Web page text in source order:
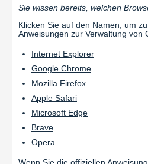
Sie wissen bereits, welchen
Klicken Sie auf den Namen, um
Anweisungen zur Verwaltung von
Internet Explorer
Google Chrome
Mozilla Firefox
Apple Safari
Microsoft Edge
Brave
Opera